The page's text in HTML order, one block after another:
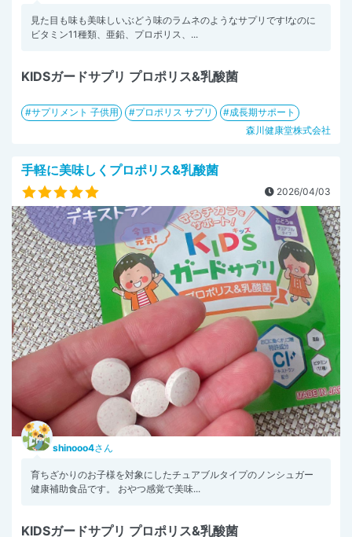
見た目も味も美味しいぶどう味のラムネのようなサプリです!なのに
ビタミン11種類、亜鉛、プロポリス、...
KIDSガードサプリ プロポリス&乳酸菌
サプリメント 子供用 プロポリス サプリ
成長期サポート
森川健康堂株式会社
手軽に美味しくプロポリス&乳酸菌
2026/04/03
shinooo4さん
育ちざかりのお子様を対象にしたチュアブルタイプのノンシュガー
健康補助食品です。 おやつ感覚で美味...
KIDSガードサプリ プロポリス&乳酸菌